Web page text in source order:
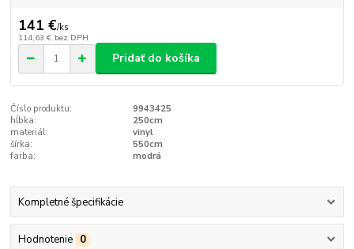
141 €/ks
114,63 € bez DPH
Pridať do košíka
Číslo produktu:
9943425
hĺbka:
250cm
materiál:
vinyl
šírka:
550cm
farba:
modrá
Kompletné špecifikácie
Hodnotenie 0